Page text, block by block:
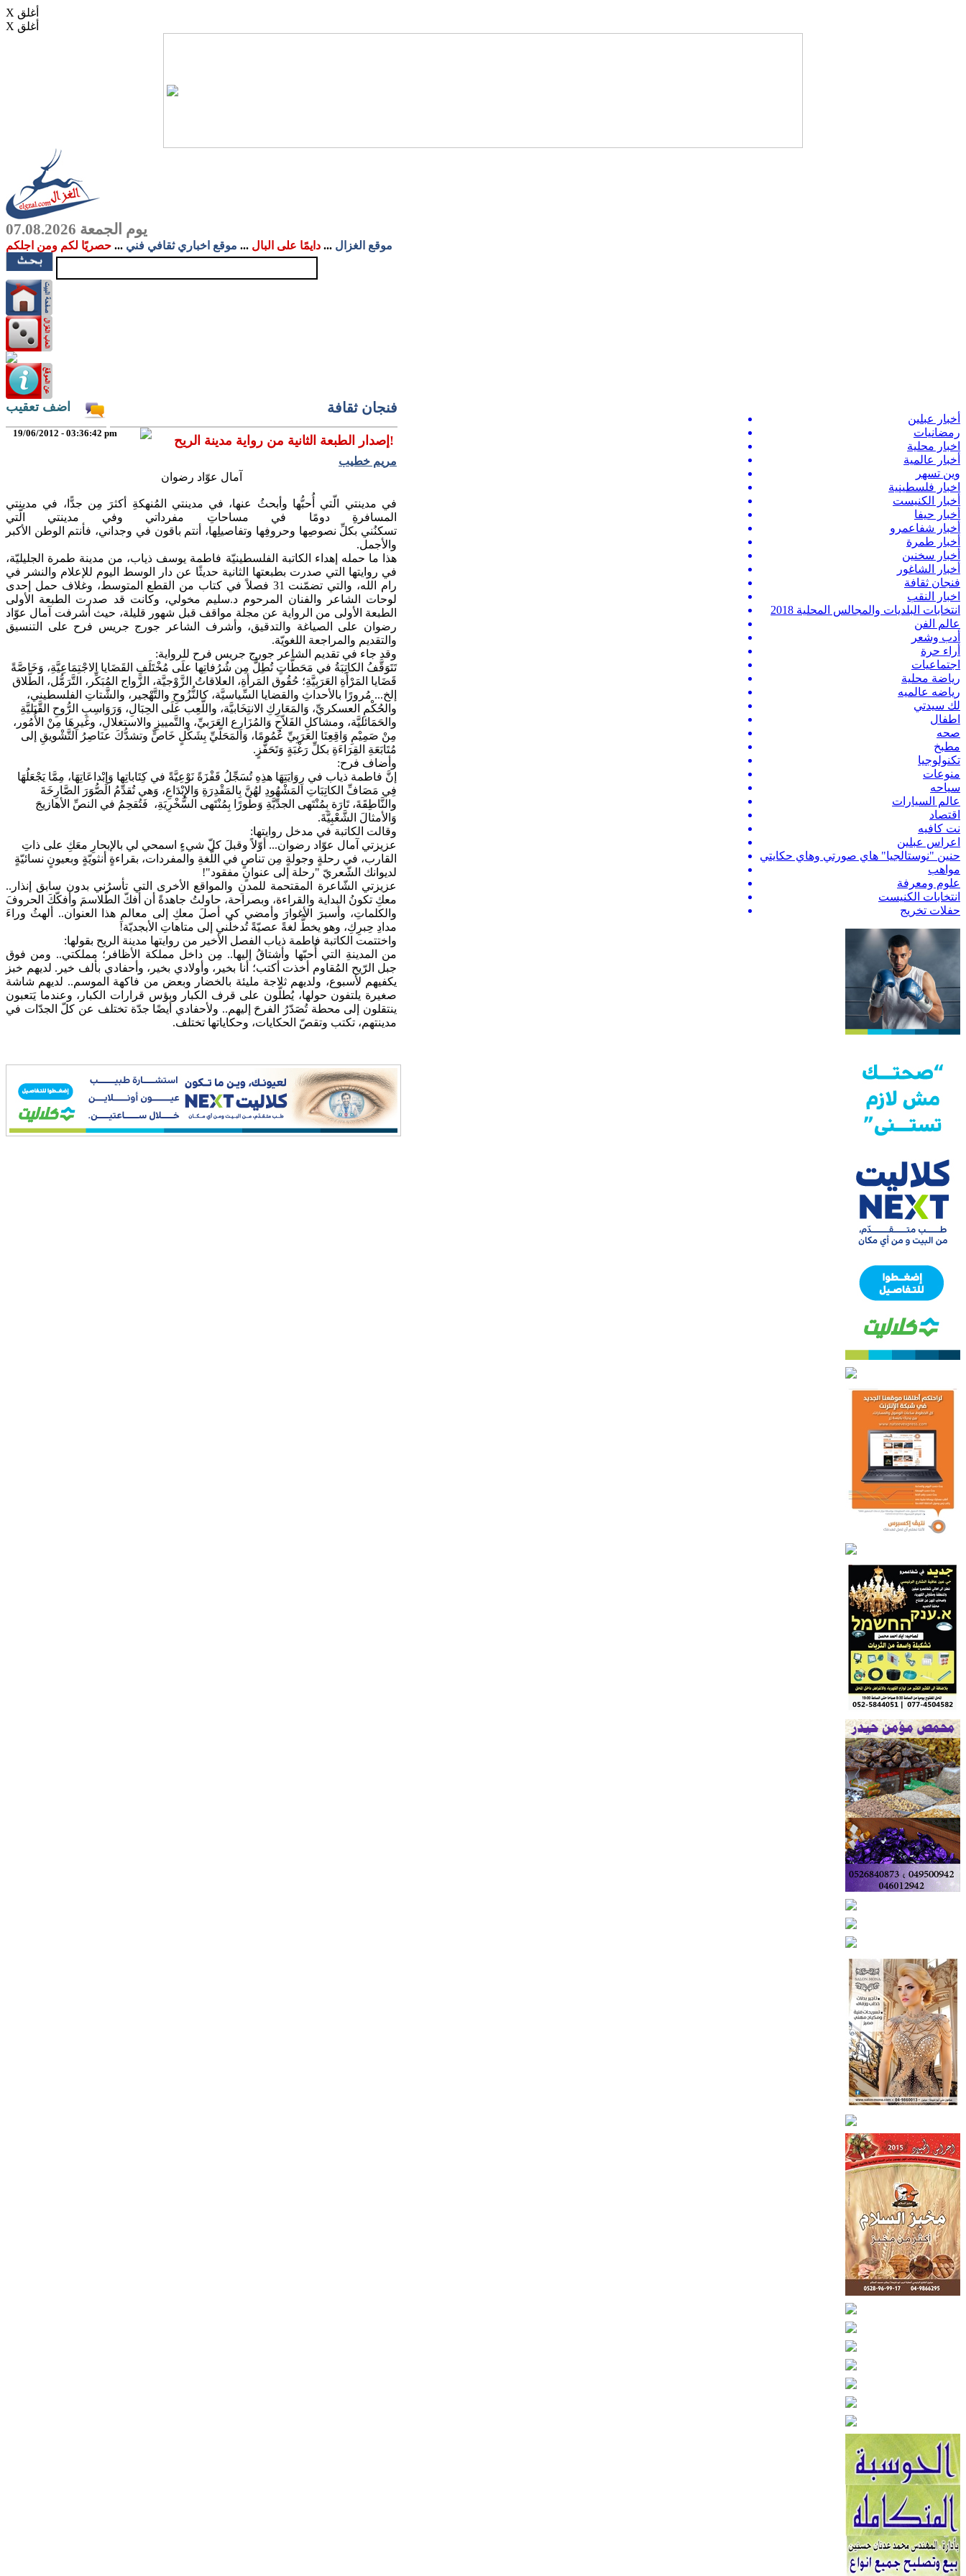
X أغلق
X أغلق
يوم الجمعة 07.08.2026
موقع الغزال ... دايمًا على البال ... موقع اخباري ثقافي فني ... حصريًا لكم ومن اجلكم
أخبار عبلين
رمضانيات
اخبار محلية
أخبار عالمية
وين تسهر
اخبار فلسطينية
أخبار الكنيست
أخبار حيفا
أخبار شفاعمرو
أخبار طمرة
أخبار سخنين
أخبار الشاغور
فنجان ثقافة
اخبار النقب
انتخابات البلديات والمجالس المحلية 2018
عالم الفن
أدب وشعر
أراء حرة
اجتماعيات
رياضة محلية
رياضه عالميه
لك سيدتي
اطفال
صحه
مطبخ
تكنولوجيا
منوعات
سياحه
عالم السيارات
اقتصاد
نت كافيه
اعراس عبلين
حنين "نوستالجيا" هاي صورتي وهاي حكايتي
مواهب
علوم ومعرفة
انتخابات الكنيست
حفلات تخريج
فنجان ثقافة اضف تعقيب
19/06/2012 - 03:36:42 pm
إصدار الطبعة الثانية من رواية مدينة الريح!
مريم خطيب
آمال عوّاد رضوان
في مدينتي الّتي أُحبُّها وأبحثُ عنها، في مدينتي المُنهكةِ أكثرَ مِن جدًّا، في مدينتي
المسافرةِ
دومًا في مساحاتِ مفرداتي وفي مدينتي الّتي
تسكنُني بكلِّ نصوصِها وحروفِها وتفاصيلِها، أنتم باقون في وجداني، فأنتم الوطن
الأكبر
والأجمل.
هذا ما حمله إهداء الكاتبة الفلسطينيّة فاطمة يوسف ذياب، من مدينة طمرة الجليليّة،
في روايتها التي صدرت بطبعتها الثانية حديثًا عن دار الوسط اليوم للإعلام والنشر في
رام الله، والتي تضمّنت 31 فصلاً في كتاب من القطع المتوسط، وغلاف حمل إحدى
لوحات الشاعر والفنان المرحوم د.سليم مخولي، وكانت قد صدرت الطبعة الأولى
الطبعة الأولى من الرواية عن مجلة مواقف قبل شهور قليلة، حيث أشرفت آمال عوّاد
رضوان على الصياغة والتدقيق، وأشرف الشاعر جورج جريس فرح على التنسيق
والتقديم والمراجعة اللغويّة.
وقد جاء في تقديم الشاعر جورج جريس فرح للرواية:
تَتَوَقَّفُ الكاتِبَةُ في مَحَطَّاتٍ تُطِلُّ مِن شُرُفاتِها علَى مُخْتَلَفِ القَضَايا الاجْتِمَاعِيَّةِ، وَخَاصَّةً
قَضَايا المَرْأَةِ العَرَبِيَّةِ؛ حُقُوق المَرأةِ، العلاقاتُ الزَّوْجيَّة، الزَّواج المُبَكِّر، التَّرَمُّل، الطَّلاق
إلخ... مُرورًا بالأحداثِ والقضايا السِّياسيَّة، كالنُّزُوحِ والتَّهْجير، والشَّتاتِ الفلسطيني،
والحُكْمِ
العسكريِّ، وَالمَعَارِكِ الانتِخَابيَّة، واللَّعِب علَى الحِبَالِ، وَرَوَاسِبِ الرُّوحِ القَّبَليَّةِ
والحَمَائليَّة، ومشاكلِ الفَلاّحِ وَالمُزَارِع العَرَبيِّ، والتَّمييزِ والاستغلالِ، وغَيرِهَا مِنْ الأُمُور،
مِنْ صَمِيْمِ وَاقِعِنَا العَرَبِيِّ عُمُومًا، وَالمَحَلّيِّ بِشَكْلٍ خَاصٍّ وتشدُّكَ عنَاصِرُ التَّشْويقِ إلى
مُتَابَعَةِ القِرَاءَةِ بكلِّ رَغْبَةٍ وَتَحَفُّزٍ .
وأضاف فرح:
إنَّ فاطمة ذياب في رِوَايَتِهَا هذِهِ تُسَجِّلُ قَفْزَةً نَوْعِيَّةً في كِتَاباتِها وَإِبْداعَاتِهَا، مِمَّا يَجْعَلُهَا
فِي مَصَافِّ الكاتِبَاتِ المَشْهُودِ لهُنَّ بِالمَقْدِرَةِ وَالإِبْدَاعِ، وَهي تُقدِّمُ الصُّوَرَ
الصَّارِخَةَ
والنَّاطِقَةَ، تَارَة بِمُنْتَهى الجدِّيَّةِ وَطَورًا بِمُنْتَهى السُّخْرِيَةِ، فَتُقحِمُ في النصِّ الأهازيجَ
وَالأمثالَ الشَّعْبِيَّةَ.
وقالت الكاتبة في مدخل روايتها:
عزيزتي آمال عوّاد رضوان... أوّلاً وقبلَ كلّ شيءٍ اسمحي لي بالإبحارِ معَكِ على ذاتِ
القارب، في رحلةٍ وجولةٍ مِن تناصٍ في اللّغةِ والمفردات، بقراءةٍ أنثويّةٍ وبعيونٍ نسائيّةٍ
لديوانك الشّعريّ "رحلة إلى عنوانٍ مفقود"!
عزيزتي
الشّاعرة المقتحمة للمدنِ والمواقع الأخرى التي تأسرُني بدون سابق إنذار ..
معكِ تكونُ البداية والقراءة، وبصراحة، حاولتُ جاهدةً أن أفكّ الطّلاسمَ وأفكّكَ الحروفَ
والكلماتِ، وأسبرَ الأغوارَ وأمضي كي أصلَ معكِ إلى معالمِ هذا العنوان.. ألهثُ وراءَ
مدادِ حِبرِكِ، وهو يخطُّ لغةً عصيّةً تُدخلُني إلى متاهاتِ الأبجديّة!
واختتمت الكاتبة فاطمة ذياب الفصل الأخير من روايتها مدينة الريح بقولها:
من
المدينةِ التي أُحبّها وأشتاقُ إليها.. مِن داخل مملكة الأظافر؛ مملكتي.. ومن فوق
جبل الرّيح المُقاوم أخذت أكتب؛ أنا بخير، وأولادي بخير، وأحفادي بألف خير . لديهم خبز
يكفيهم لأسبوع، ولديهم ثلاجة مليئة بالخضار وبعض من فاكهة الموسم.. لديهم شاشة
صغيرة يلتفون حولها، يُطلّون على قرف الكبار وبؤس قرارات الكبار، وعندما يَتعبون
ينتقلون
إلى محطة تُصَدّرُ الفرحَ إليهم.. ولأحفادي أيضًا جدّة تختلف عن كلّ الجدّات في
مدينتهم، تكتب وتقصّ الحكايات، وحكاياتها تختلف.